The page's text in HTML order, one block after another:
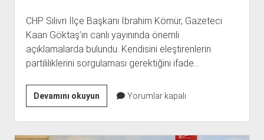
CHP Silivri İlçe Başkanı İbrahim Kömür, Gazeteci
Kaan Göktaş’ın canlı yayınında önemli
açıklamalarda bulundu. Kendisini eleştirenlerin
partililiklerini sorgulaması gerektiğini ifade…
Devamını okuyunKÖMÜR:
BENİ
ELEŞTİREN
PARTİLİLİĞİNİ
Yorumlar kapalı